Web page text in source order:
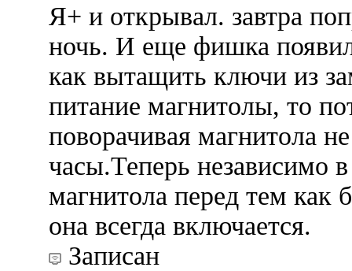
Я+ и открывал. завтра
ночь. И еще фишка
как вытащить ключи из
питание магнитолы, то
поворачивая магнитола
часы.Теперь независимо
магнитола перед тем как
она всегда включается.
Записан